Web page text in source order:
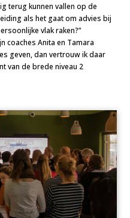
terug kunnen vallen op de
als het gaat om advies bij
vlak raken?”
coaches Anita en Tamara
geven, dan vertrouw ik daar
van de brede niveau 2